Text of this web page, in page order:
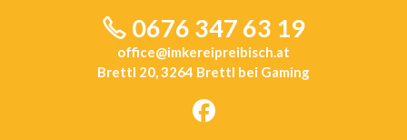
0676 347 63 19
office@imkereipreibisch.at
Brettl 20, 3264 Brettl bei Gaming